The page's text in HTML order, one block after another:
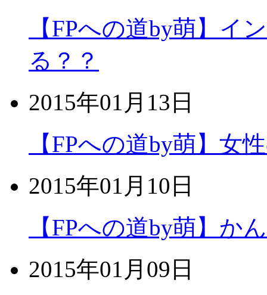
【FPへの道by萌】イ
る？？
2015年01月13日
【FPへの道by萌】女
2015年01月10日
【FPへの道by萌】か
2015年01月09日